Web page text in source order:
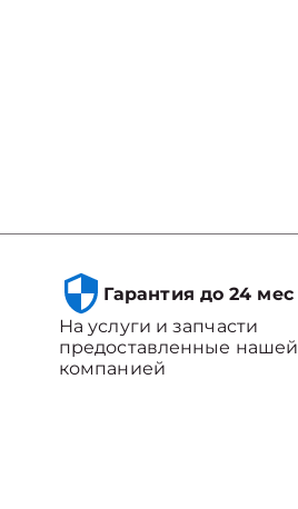
Гарантия до 24 мес
На услуги и запчасти
предоставленные нашей
компанией